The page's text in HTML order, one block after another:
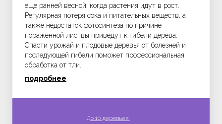
еще ранней весной, когда растения идут в рост.
Регулярная потеря сока и питательных веществ, а
также недостаток фотосинтеза по причине
пораженной листвы приведут к гибели дерева.
Спасти урожай и плодовые деревья от болезней и
последующей гибели поможет профессиональная
обработка от тли.
подробнее
До 10 деревьев